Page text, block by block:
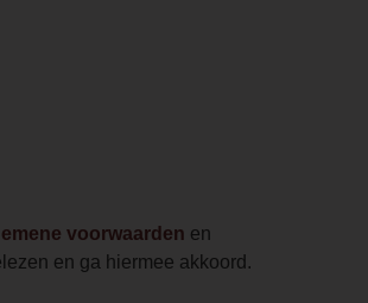
voorwaarden en
en ga hiermee akkoord.